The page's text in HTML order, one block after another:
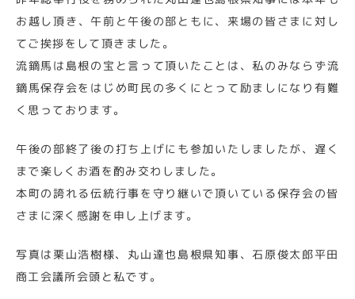
お越し頂き、午前と午後の部ともに、来場の皆さまに対し
てご挨拶をして頂きました。
流鏑馬は島根の宝と言って頂いたことは、私のみならず流
鏑馬保存会をはじめ町民の多くにとって励ましになり有難
く思っております。
午後の部終了後の打ち上げにも参加いたしましたが、遅く
まで楽しくお酒を酌み交わしました。
本町の誇れる伝統行事を守り継いで頂いている保存会の皆
さまに深く感謝を申し上げます。
写真は栗山浩樹様、丸山達也島根県知事、石原俊太郎平田
商工会議所会頭と私です。